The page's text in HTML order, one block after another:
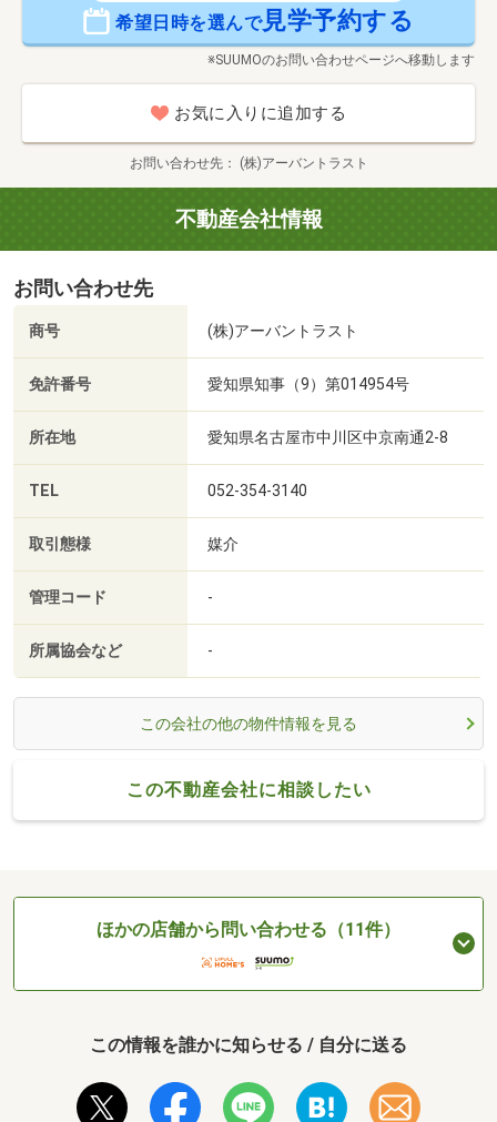
希望日時を選んで見学予約する
※SUUMOのお問い合わせページへ移動します
お気に入りに追加する
お問い合わせ先 (株)アーバントラスト
不動産会社情報
お問い合わせ先
商号 (株)アーバントラスト
免許番号 愛知県知事（9）第014954号
所在地 愛知県名古屋市中川区中京南通2-8
TEL 052-354-3140
取引態様 媒介
管理コード -
所属協会など -
この会社の他の物件情報を見る
この不動産会社に相談したい
ほかの店舗から問い合わせる（11件）
この情報を誰かに知らせる / 自分に送る